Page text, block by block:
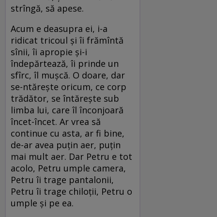
strîngă, să apese.
Acum e deasupra ei, i-a
ridicat tricoul şi îi frămîntă
sînii, îi apropie şi-i
îndepărtează, îi prinde un
sfîrc, îl muşcă. O doare, dar
se-ntăreşte oricum, ce corp
trădător, se întăreşte sub
limba lui, care îl înconjoară
încet-încet. Ar vrea să
continue cu asta, ar fi bine,
de-ar avea puţin aer, puţin
mai mult aer. Dar Petru e tot
acolo, Petru umple camera,
Petru îi trage pantalonii,
Petru îi trage chiloţii, Petru o
umple şi pe ea.